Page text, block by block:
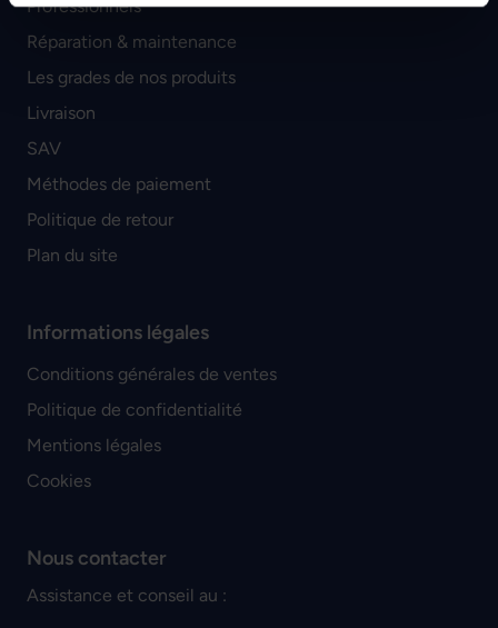
Professionnels
Réparation & maintenance
Les grades de nos produits
Livraison
SAV
Méthodes de paiement
Politique de retour
Plan du site
Informations légales
Conditions générales de ventes
Politique de confidentialité
Mentions légales
Cookies
Nous contacter
Assistance et conseil au :